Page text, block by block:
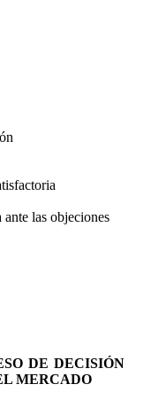
las objeciones
DE DECISIÓN
MERCADO